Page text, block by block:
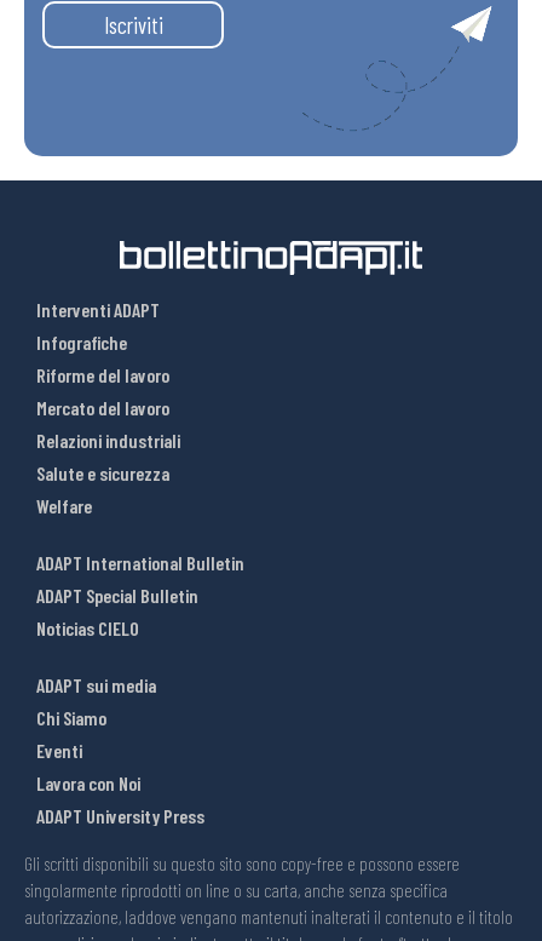
Iscriviti
Interventi ADAPT
Infografiche
Riforme del lavoro
Mercato del lavoro
Relazioni industriali
Salute e sicurezza
Welfare
ADAPT International Bulletin
ADAPT Special Bulletin
Noticias CIELO
ADAPT sui media
Chi Siamo
Eventi
Lavora con Noi
ADAPT University Press
Gli scritti disponibili su questo sito sono copy-free e possono essere
singolarmente riprodotti on line o su carta, anche senza specifica
autorizzazione, laddove vengano mantenuti inalterati il contenuto e il titolo